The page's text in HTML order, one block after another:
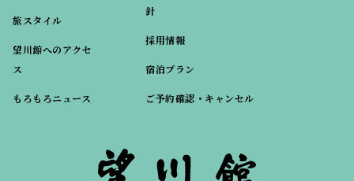
旅スタイル
望川館へのアクセ
ス
もろもろニュース
針
採用情報
宿泊プラン
ご予約確認・キャンセル